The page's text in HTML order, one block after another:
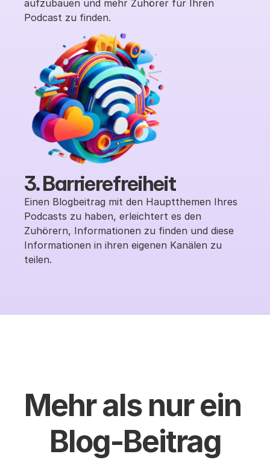
aufzubauen und mehr Zuhörer für Ihren
Podcast zu finden.
3. Barrierefreiheit
Einen Blogbeitrag mit den Hauptthemen Ihres
Podcasts zu haben, erleichtert es den
Zuhörern, Informationen zu finden und diese
Informationen in ihren eigenen Kanälen zu
teilen.
Mehr als nur ein
Blog-Beitrag